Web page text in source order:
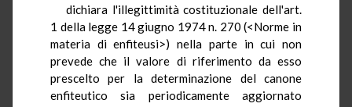
dichiara l'illegittimità costituzionale dell'art.
1 della legge 14 giugno 1974 n. 270 (<Norme in
materia di enfiteusi>) nella parte in cui non
prevede che il valore di riferimento da esso
prescelto per la determinazione del canone
enfiteutico sia periodicamente aggiornato